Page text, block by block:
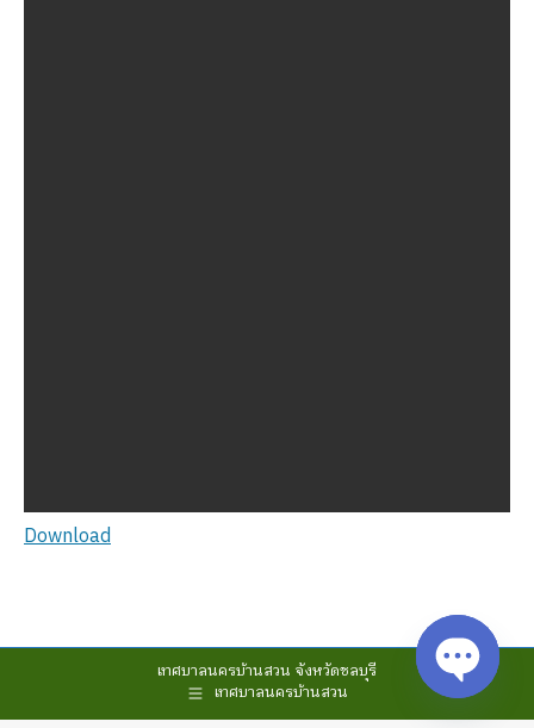
Download
เทศบาลนครบ้านสวน จังหวัดชลบุรี
เทศบาลนครบ้านสวน